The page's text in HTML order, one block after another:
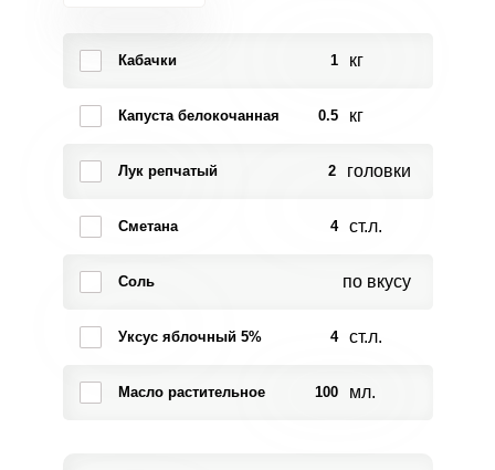
Кабачки 1 кг
Капуста белокочанная 0.5 кг
Лук репчатый 2 головки
Сметана 4 ст.л.
Соль по вкусу
Уксус яблочный 5% 4 ст.л.
Масло растительное 100 мл.